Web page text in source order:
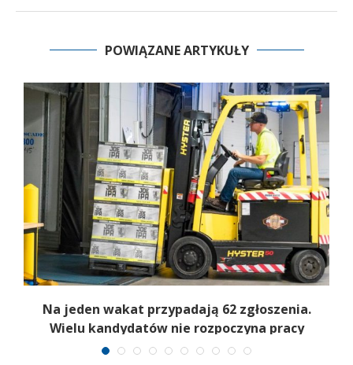
POWIĄZANE ARTYKUŁY
Na jeden wakat przypadają 62 zgłoszenia.
Wielu kandydatów nie rozpoczyna pracy